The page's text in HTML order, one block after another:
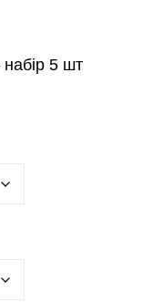
набір 5 шт